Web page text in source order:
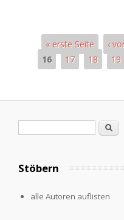
« erste Seite ‹
16
17 18 19
Search
Stöbern
alle Autoren auflisten